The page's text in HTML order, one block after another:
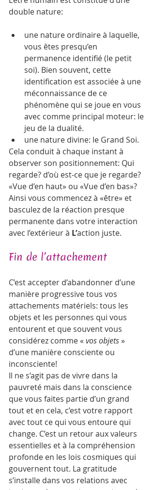
double nature:
une nature ordinaire à laquelle,
vous êtes presqu’en
permanence identifié (le petit
soi). Bien souvent, cette
identification est associée à une
méconnaissance de ce
phénomène qui se joue en vous
avec comme principal moteur: le
jeu de la dualité.
une nature divine: le Grand Soi.
Cela conduit à chaque instant à
observer son positionnement: Qui
regarde? d’où est-ce que je regarde?
«Vue d’en haut» ou «Vue d’en bas»?
Ainsi vous commencez à «être» et
basculez de la réaction presque
permanente dans votre interaction
avec l’extérieur à L’action juste.
Fin de l’attachement
C’est accepter d’abandonner d’une
manière progressive tous vos
attachements matériels: tous les
objets et les personnes qui vous
entourent et que souvent vous
considérez comme « vos objets »
d’une manière consciente ou
inconsciente!
Il ne s’agit pas de vivre dans la
pauvreté mais dans la conscience
que vous faites partie d’un grand
tout et en cela, c’est votre rapport
avec tout ce qui vous entoure qui
change. C’est un retour aux valeurs
essentielles et à la compréhension
profonde en les lois cosmiques qui
gouvernent tout. La gratitude
s’installe dans vos relations avec